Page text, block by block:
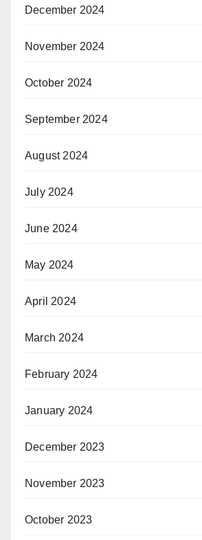
December 2024
November 2024
October 2024
September 2024
August 2024
July 2024
June 2024
May 2024
April 2024
March 2024
February 2024
January 2024
December 2023
November 2023
October 2023